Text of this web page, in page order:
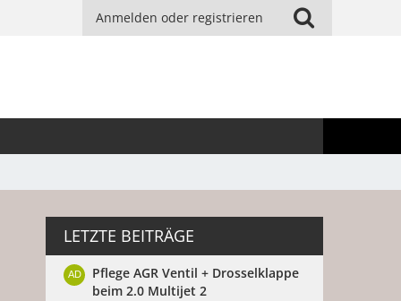
Anmelden oder registrieren
LETZTE BEITRÄGE
Pflege AGR Ventil + Drosselklappe
beim 2.0 Multijet 2